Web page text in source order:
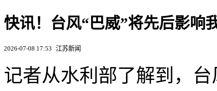
快讯！台风“巴威”将先后影响
2026-07-08 17:53 江苏新闻
记者从水利部了解到，